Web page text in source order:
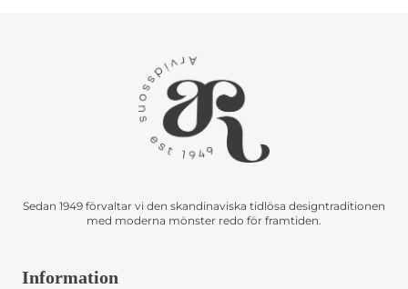
Sedan 1949 förvaltar vi den skandinaviska tidlösa designtraditionen
med moderna mönster redo för framtiden.
Information